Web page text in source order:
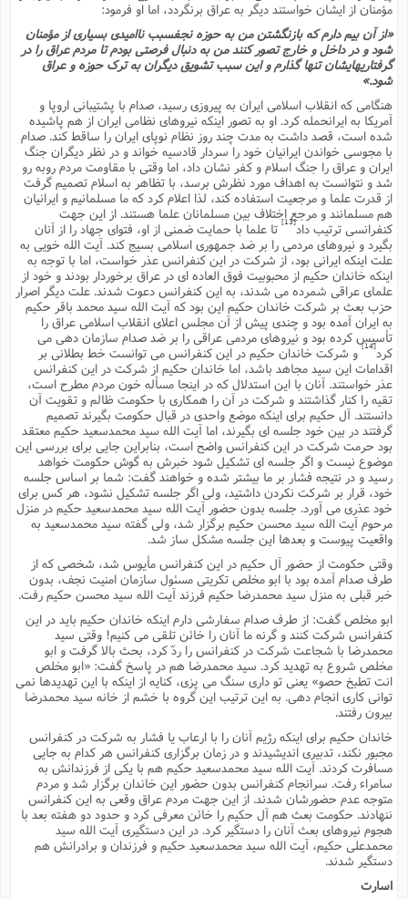
مؤمنان از ایشان خواستند دیگر به عراق برنگردد، اما او فرمود:
«از آن بیم دارم که بازنگشتن من به حوزه نجفسبب ناامیدى بسیارى از مؤمنان
شود و در داخل و خارج تصور کنند من به دنبال فرصتى بودم تا مردم عراق را در
گرفتاریهایشان تنها گذارم و این سبب تشویق دیگران به ترک حوزه و عراق
شود.»
هنگامى که انقلاب اسلامى ایران به پیروزى رسید، صدام با پشتیبانى اروپا و
آمریکا به ایرانحمله کرد. او به تصور اینکه نیروهاى نظامى ایران از هم پاشیده
شده است، قصد داشت به مدت چند روز نظام نوپاى ایران را ساقط کند. صدام
با مجوسى خواندن ایرانیان خود را سردار قادسیه خواند و در نظر دیگران جنگ
ایران و عراق را جنگ اسلام و کفر نشان داد، اما وقتى با مقاومت مردم روبه رو
شد و نتوانست به اهداف مورد نظرش برسد، با تظاهر به اسلام تصمیم گرفت
از قدرت علما و مرجعیت استفاده کند، لذا اعلام کرد که ما مسلمانیم و ایرانیان
هم مسلمانند و مرجع اختلاف بین مسلمانان علما هستند. از این جهت
کنفرانسى ترتیب داد
تا علما با حمایت ضمنى از او، فتواى جهاد را از آنان
بگیرد و نیروهاى مردمى را بر ضد جمهورى اسلامى بسیج کند. آیت الله خویى به
علت اینکه ایرانى بود، از شرکت در این کنفرانس عذر خواست، اما با توجه به
اینکه خاندان حکیم از محبوبیت فوق العاده اى در عراق برخوردار بودند و خود از
علماى عراقى شمرده مى شدند، به این کنفرانس دعوت شدند. علت دیگر اصرار
حزب بعث بر شرکت خاندان حکیم این بود که آیت الله سید محمد باقر حکیم
به ایران آمده بود و چندى پیش از آن مجلس اعلاى انقلاب اسلامى عراق را
تأسیس کرده بود و نیروهاى مردمى عراقى را بر ضد صدام سازمان دهى مى
کرد
و شرکت خاندان حکیم در این کنفرانس مى توانست خط بطلانى بر
اقدامات این سید مجاهد باشد، اما خاندان حکیم از شرکت در این کنفرانس
عذر خواستند. آنان با این استدلال که در اینجا مسأله خون مردم مطرح است،
تقیه را کنار گذاشتند و شرکت در آن را همکارى با حکومت ظالم و تقویت آن
دانستند. آل حکیم براى اینکه موضع واحدى در قبال حکومت بگیرند تصمیم
گرفتند در بین خود جلسه اى بگیرند، اما آیت الله سید محمدسعید حکیم معتقد
بود حرمت شرکت در این کنفرانس واضح است، بنابراین جایى براى بررسى این
موضوع نیست و اگر جلسه اى تشکیل شود خبرش به گوش حکومت خواهد
رسید و در نتیجه فشار بر ما بیشتر شده و خواهند گفت: شما بر اساس جلسه
خود، قرار بر شرکت نکردن داشتید، ولى اگر جلسه تشکیل نشود، هر کس براى
خود عذرى مى آورد. جلسه بدون حضور آیت الله سید محمدسعید حکیم در منزل
مرحوم آیت الله سید محسن حکیم برگزار شد، ولى گفته سید محمدسعید به
واقعیت پیوست و بعدها این جلسه مشکل ساز شد.
وقتى حکومت از حضور آل حکیم در این کنفرانس مأیوس شد، شخصى که از
طرف صدام آمده بود با ابو مخلص تکریتى مسئول سازمان امنیت نجف، بدون
خبر قبلى به منزل سید محمدرضا حکیم فرزند آیت الله سید محسن حکیم رفت.
ابو مخلص گفت: از طرف صدام سفارشى دارم اینکه خاندان حکیم باید در این
کنفرانس شرکت کنند و گرنه ما آنان را خائن تلقى مى کنیم! وقتى سید
محمدرضا با شجاعت شرکت در کنفرانس را ردّ کرد، بحث بالا گرفت و ابو
مخلص شروع به تهدید کرد. سید محمدرضا هم در پاسخ گفت: «ابو مخلص
انت تطبخ حصو» یعنى تو دارى سنگ مى پزى، کنایه از اینکه با این تهدیدها نمى
توانى کارى انجام دهى. به این ترتیب این گروه با خشم از خانه سید محمدرضا
بیرون رفتند.
خاندان حکیم براى اینکه رژیم آنان را با ارعاب یا فشار به شرکت در کنفرانس
مجبور نکند، تدبیرى اندیشیدند و در زمان برگزارى کنفرانس هر کدام به جایى
مسافرت کردند. آیت الله سید محمدسعید حکیم هم با یکى از فرزندانش به
سامراء رفت. سرانجام کنفرانس بدون حضور این خاندان برگزار شد و مردم
متوجه عدم حضورشان شدند. از این جهت مردم عراق وقعى به این کنفرانس
ننهادند. حکومت بعث هم آل حکیم را خائن معرفى کرد و حدود دو هفته بعد با
هجوم نیروهاى بعث آنان را دستگیر کرد. در این دستگیرى آیت الله سید
محمدعلى حکیم، آیت الله سید محمدسعید حکیم و فرزندان و برادرانش هم
دستگیر شدند.
اسارت